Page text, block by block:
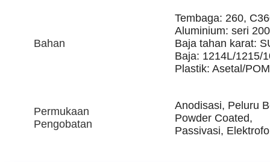
Bahan
Tembaga: 260,
Aluminium: seri
Baja tahan karat:
Baja: 1214L/1215/
Plastik: Asetal/
Permukaan
Pengobatan
Anodisasi, Peluru
Powder Coated,
Passivasi,